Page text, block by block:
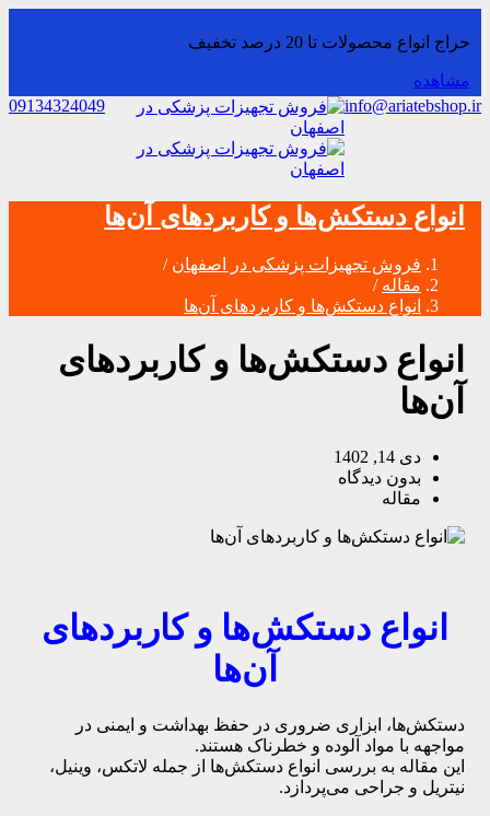
حراج انواع محصولات تا 20 درصد تخفیف
مشاهده
info@ariatebshop.ir
09134324049
انواع دستکش‌ها و کاربردهای آن‌ها
فروش تجهیزات پزشکی در اصفهان /
مقاله /
انواع دستکش‌ها و کاربردهای آن‌ها
انواع دستکش‌ها و کاربردهای
آن‌ها
دی 14, 1402
بدون دیدگاه
مقاله
انواع دستکش‌ها و کاربردهای
آن‌ها
دستکش‌ها، ابزاری ضروری در حفظ بهداشت و ایمنی در
مواجهه با مواد آلوده و خطرناک هستند.
این مقاله به بررسی انواع دستکش‌ها از جمله لاتکس، وینیل،
نیتریل و جراحی می‌پردازد.